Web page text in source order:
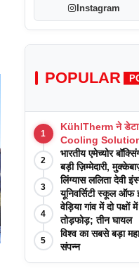
Instagram
POPULAR
1
KühlTherm ने डेटा
Cooling
2
भारतीय एमेच्योर
बड़ी ज़िम्मेदारी,
वादा
3
लिंग्यास ललिता
यूनिवर्सिटी स्कूल ऑफ
साथ अकादमिक
दिवसीय कार्यशाला का
4
वेड़िया गांव में दो
तोड़फोड़; तीन घायल
5
विश्व का सबसे बड़ा
संपन्न